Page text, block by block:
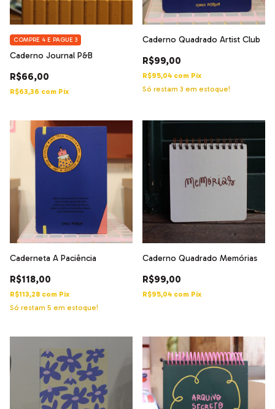
Caderno Journal P&B
R$66,00
COMPRE 4 E PAGUE 3
R$63,36 com Pix
Caderno Quadrado Artist Club
R$99,00
R$95,04 com Pix
Só restam 3 em estoque!
Caderneta A Paciência
R$118,00
R$113,28 com Pix
Só restam 5 em estoque!
Caderno Quadrado Memórias
R$99,00
R$95,04 com Pix